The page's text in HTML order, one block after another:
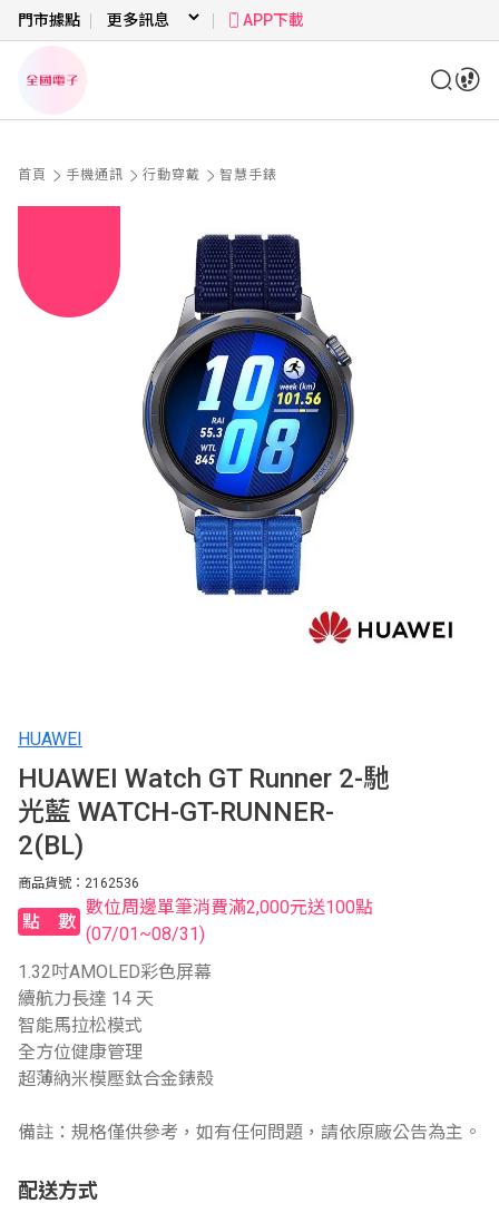
門市據點 APP下載
首頁 手機通訊 行動穿戴 智慧手錶
HUAWEI
HUAWEI Watch GT Runner 2-馳
光藍 WATCH-GT-RUNNER-
2(BL)
商品貨號：2162536
點數
數位周邊單筆消費滿2,000元送100點
(07/01~08/31)
1.32吋AMOLED彩色屏幕
續航力長達 14 天
智能馬拉松模式
全方位健康管理
超薄納米模壓鈦合金錶殼
備註：規格僅供參考，如有任何問題，請依原廠公告為主。
配送方式